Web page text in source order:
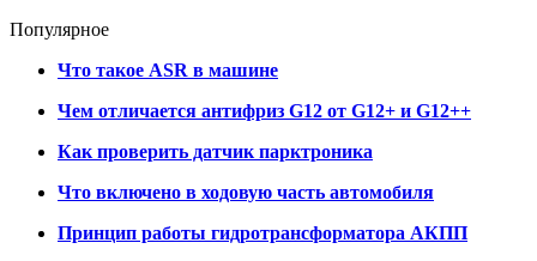
Популярное
Что такое ASR в машине
Чем отличается антифриз G12 от G12+ и G12++
Как проверить датчик парктроника
Что включено в ходовую часть автомобиля
Принцип работы гидротрансформатора АКПП